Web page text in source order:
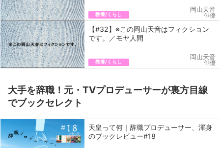
教養/くらし
岡山天音
俳優
【#32】※この岡山天音はフィクション
です。／モヤ人間
教養/くらし
岡山天音
俳優
大手を辞職！元・TVプロデューサーが裏方目線
でブックセレクト
天皇って何｜辞職プロデューサー、渾身
のブックレビュー#18